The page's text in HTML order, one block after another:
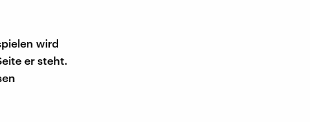
wird
er steht.